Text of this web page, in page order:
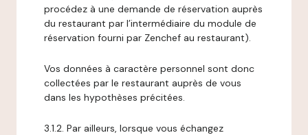
procédez à une demande de réservation auprès
du restaurant par l’intermédiaire du module de
réservation fourni par Zenchef au restaurant).
Vos données à caractère personnel sont donc
collectées par le restaurant auprès de vous
dans les hypothèses précitées.
3.1.2. Par ailleurs, lorsque vous échangez